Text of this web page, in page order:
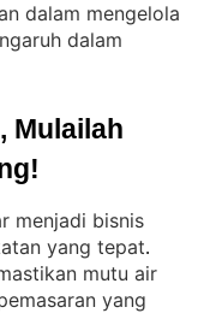
dalam mengelola
dalam
Mulailah
menjadi bisnis
yang tepat
mutu air
yang